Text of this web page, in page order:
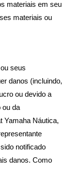
materiais em seu
materiais ou
seus
danos (incluindo,
ou devido a
ou da
Yamaha Náutica,
notificado
danos. Como